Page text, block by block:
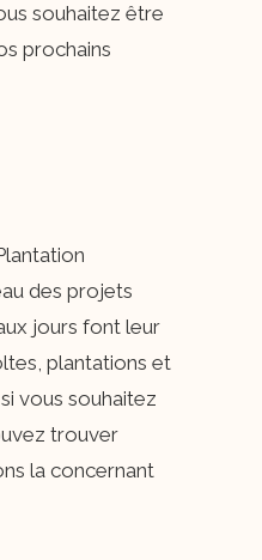
souhaitez être
prochains
des projets
jours font leur
plantations et
vous souhaitez
trouver
la concernant